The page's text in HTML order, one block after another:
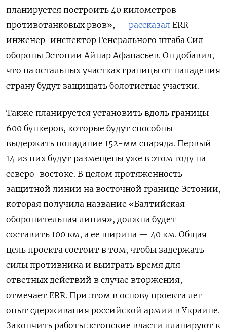
планируется построить 40 километров
противотанковых рвов», — рассказал ERR
инженер-инспектор Генерального штаба Сил
обороны Эстонии Айнар Афанасьев. Он добавил,
что на остальных участках границы от нападения
страну будут защищать болотистые участки.
Также планируется установить вдоль границы
600 бункеров, которые будут способны
выдержать попадание 152-мм снаряда. Первый
14 из них будут размещены уже в этом году на
северо-востоке. В целом протяженность
защитной линии на восточной границе Эстонии,
которая получила название «Балтийская
оборонительная линия», должна будет
составить 100 км, а ее ширина — 40 км. Общая
цель проекта состоит в том, чтобы задержать
силы противника и выиграть время для
ответных действий в случае вторжения,
отмечает ERR. При этом в основу проекта лег
опыт сдерживания российской армии в Украине.
Закончить работы эстонские власти планируют к